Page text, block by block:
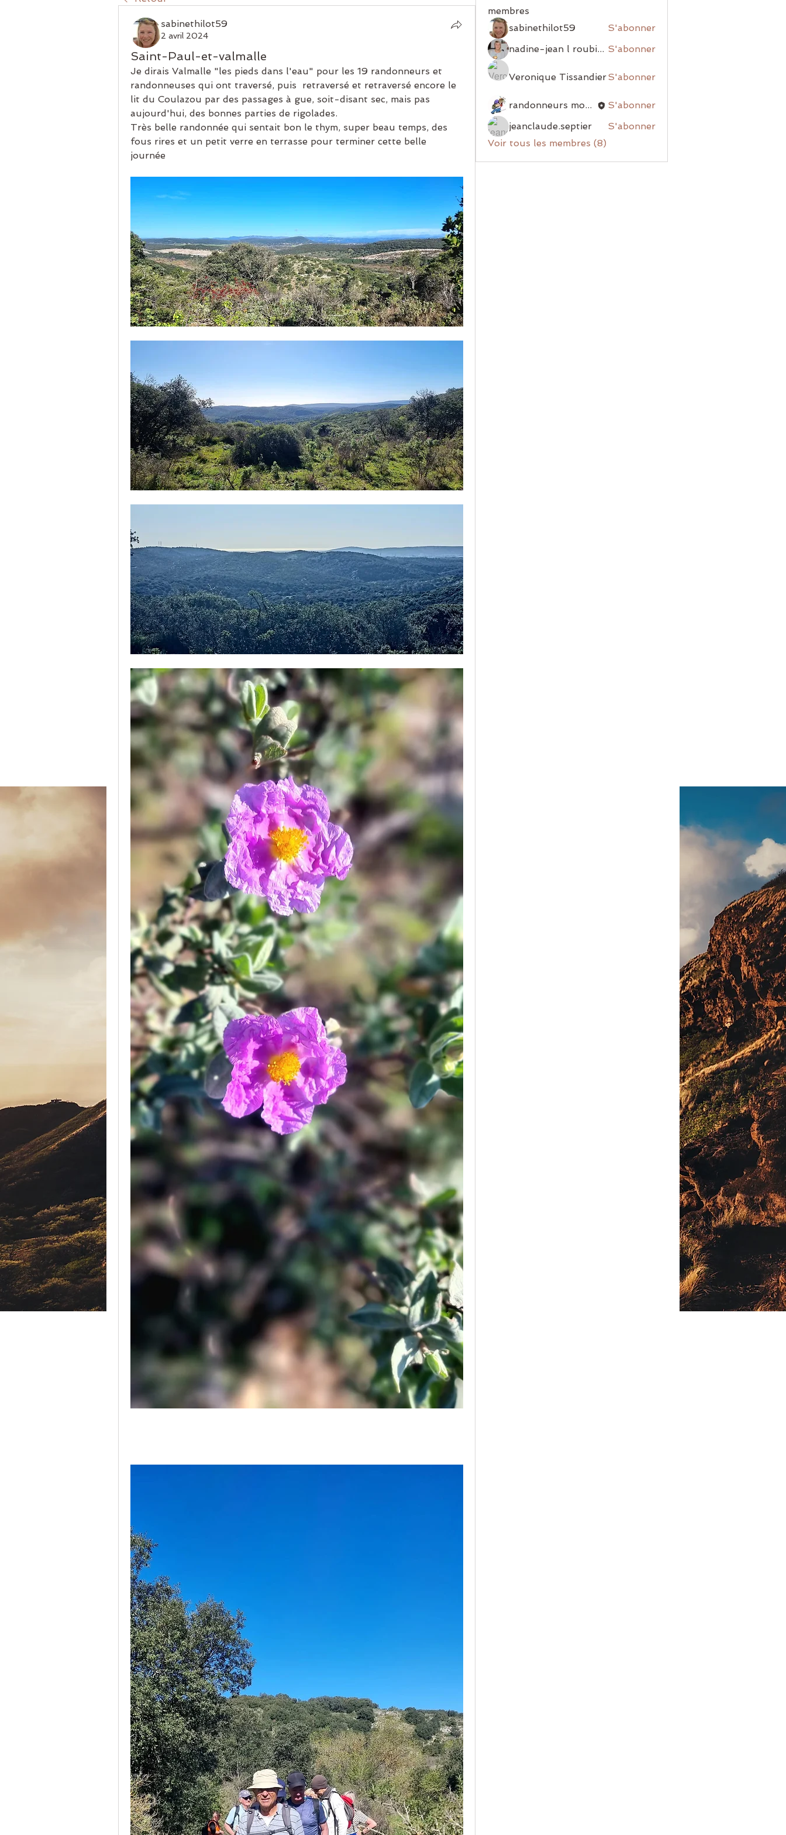
sabinethilot59
2 avril 2024
Saint-Paul-et-valmalle
Je dirais Valmalle "les pieds dans l'eau" pour les 19 randonneurs et
randonneuses qui ont traversé, puis  retraversé et retraversé encore le
lit du Coulazou par des passages à gue, soit-disant sec, mais pas
aujourd'hui, des bonnes parties de rigolades.
Très belle randonnée qui sentait bon le thym, super beau temps, des
fous rires et un petit verre en terrasse pour terminer cette belle
journée
membres
sabinethilot59
S'abonner
nadine-jean l roubiou S'abonner
Veronique TissandierS'abonner
randonneurs montblanais
S'abonner
jeanclaude.septier
S'abonner
Voir tous les membres (8)